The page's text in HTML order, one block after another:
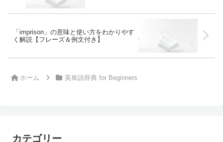
「imprison」の意味と使い方をわかりやす
く解説【フレーズ＆例文付き】
ホーム 英単語辞典 for Beginners
カテゴリー